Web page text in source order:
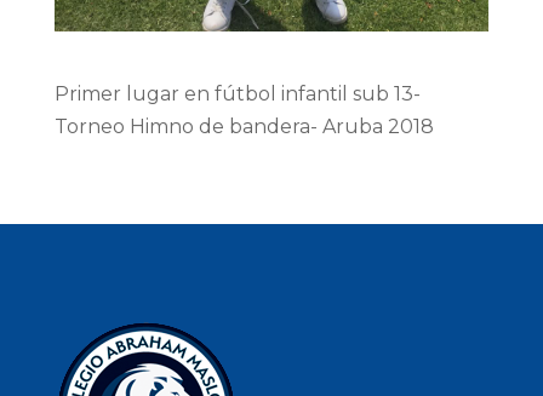
Primer lugar en fútbol infantil sub 13-
Torneo Himno de bandera- Aruba 2018